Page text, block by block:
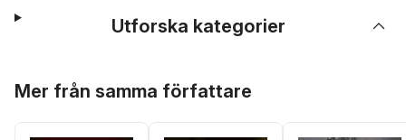
Utforska kategorier
Mer från samma författare